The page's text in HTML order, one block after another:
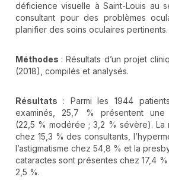
déficience visuelle à Saint-Louis au
consultant pour des problèmes
planifier des soins oculaires pertinents.
Méthodes : Résultats d’un projet
(2018), compilés et analysés.
Résultats : Parmi les 1944
examinés, 25,7 % présentent une
(22,5 % modérée ; 3,2 % sévère). La
chez 15,3 % des consultants,
l’astigmatisme chez 54,8 % et la
cataractes sont présentes chez 17,4
2,5 %.